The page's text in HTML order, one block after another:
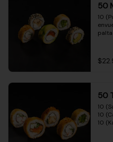
50
10
10
50
10
10
10